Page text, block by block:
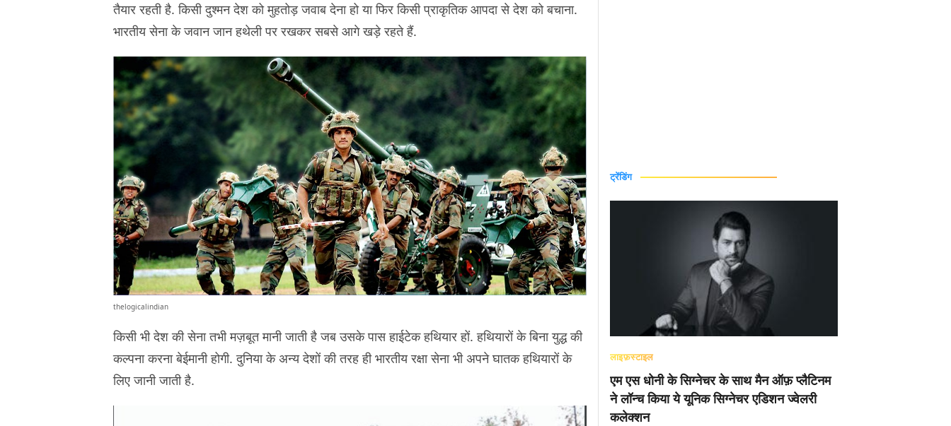
तैयार रहती है. किसी दुश्मन देश को मुहतोड़ जवाब देना हो या फिर किसी प्राकृतिक आपदा से देश को बचाना.
भारतीय सेना के जवान जान हथेली पर रखकर सबसे आगे खड़े रहते हैं.
thelogicalindian
किसी भी देश की सेना तभी मज़बूत मानी जाती है जब उसके पास हाईटेक हथियार हों. हथियारों के बिना युद्ध की
कल्पना करना बेईमानी होगी. दुनिया के अन्य देशों की तरह ही भारतीय रक्षा सेना भी अपने घातक हथियारों के
लिए जानी जाती है.
ट्रेंडिंग
लाइफ़स्टाइल
एम एस धोनी के सिग्नेचर के साथ मैन ऑफ़ प्लैटिनम
ने लॉन्च किया ये यूनिक सिग्नेचर एडिशन ज्वेलरी
कलेक्शन